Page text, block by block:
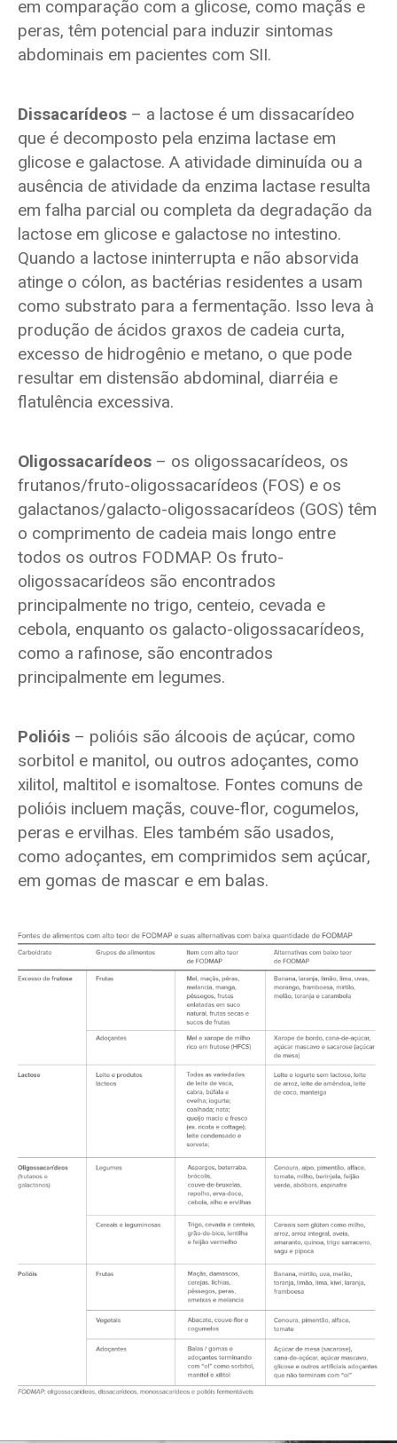
em comparação com a glicose, como maçãs e
peras, têm potencial para induzir sintomas
abdominais em pacientes com SII.
Dissacarídeos – a lactose é um dissacarídeo
que é decomposto pela enzima lactase em
glicose e galactose. A atividade diminuída ou a
ausência de atividade da enzima lactase resulta
em falha parcial ou completa da degradação da
lactose em glicose e galactose no intestino.
Quando a lactose ininterrupta e não absorvida
atinge o cólon, as bactérias residentes a usam
como substrato para a fermentação. Isso leva à
produção de ácidos graxos de cadeia curta,
excesso de hidrogênio e metano, o que pode
resultar em distensão abdominal, diarréia e
flatulência excessiva.
Oligossacarídeos – os oligossacarídeos, os
frutanos/fruto-oligossacarídeos (FOS) e os
galactanos/galacto-oligossacarídeos (GOS) têm
o comprimento de cadeia mais longo entre
todos os outros FODMAP. Os fruto-
oligossacarídeos são encontrados
principalmente no trigo, centeio, cevada e
cebola, enquanto os galacto-oligossacarídeos,
como a rafinose, são encontrados
principalmente em legumes.
Polióis – polióis são álcoois de açúcar, como
sorbitol e manitol, ou outros adoçantes, como
xilitol, maltitol e isomaltose. Fontes comuns de
polióis incluem maçãs, couve-flor, cogumelos,
peras e ervilhas. Eles também são usados,
como adoçantes, em comprimidos sem açúcar,
em gomas de mascar e em balas.